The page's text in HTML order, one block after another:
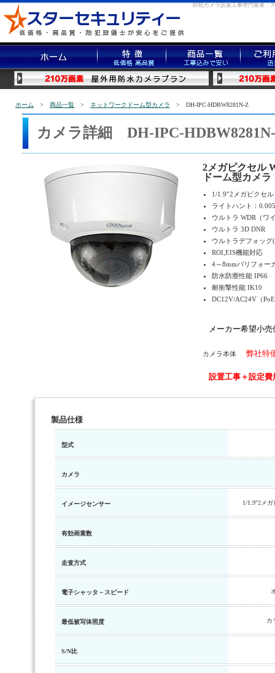
防犯カメラ設置工事専門業者「
ホーム > 商品一覧 > ネットワークドーム型カメラ > DH-IPC-HDBW8281N-Z
カメラ詳細 DH-IPC-
2メガピクセル
ドーム型カメラ
1/1.9″2メガピクセ
ライトハント：
ウルトラ WDR（ワ
ウルトラ 3D DNR
ウルトラデフォッグ
ROI,EIS機能対応
4～8mmバリフォー
防水防塵性能 IP66
耐衝撃性能 IK10
DC12V/AC24V（
メーカー希望小
カメラ本体 弊社特
設置工事＋設定
製品仕様
型式
カメラ
イメージセンサー 1/1.9″2メ
有効画素数
走査方式
電子シャッタ－スピード
最低被写体照度 カ
S/N比